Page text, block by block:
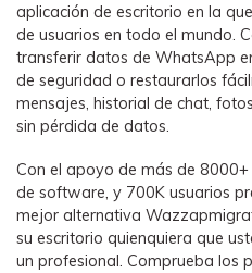
aplicación de escritorio en la
de usuarios en todo el mundo.
transferir datos de WhatsApp
de seguridad o restaurarlos
mensajes, historial de chat,
sin pérdida de datos.
Con el apoyo de más de
de software, y 700K usuarios
mejor alternativa
su escritorio quienquiera que
un profesional. Comprueba los